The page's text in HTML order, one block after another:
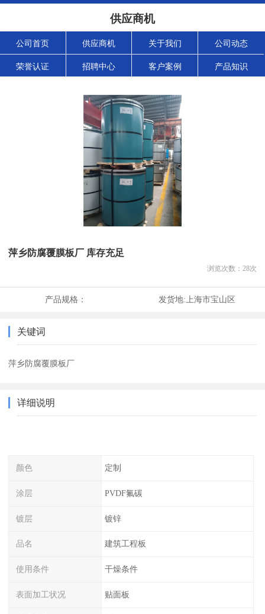
供应商机
公司首页 供应商机 关于我们 公司动态
荣誉认证 招聘中心 客户案例 产品知识
萍乡防腐覆膜板厂 库存充足
浏览次数： 28次
产品规格： 发货地: 上海市宝山区
关键词
萍乡防腐覆膜板厂
详细说明
颜色 定制
涂层 PVDF氟碳
镀层 镀锌
品名 建筑工程板
使用条件 干燥条件
表面加工状况 贴面板